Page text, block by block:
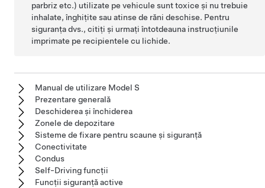
parbriz etc.) utilizate pe vehicule sunt toxice și nu trebuie
inhalate, înghițite sau atinse de răni deschise. Pentru
siguranța dvs., citiți și urmați întotdeauna instrucțiunile
imprimate pe recipientele cu lichide.
Manual de utilizare Model S
Prezentare generală
Deschiderea și închiderea
Zonele de depozitare
Sisteme de fixare pentru scaune și siguranță
Conectivitate
Condus
Self-Driving funcții
Funcții siguranță active